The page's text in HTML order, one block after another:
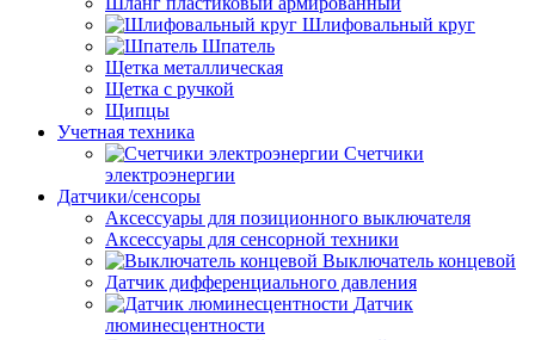
Шлифовальный круг
Шпатель
Щетка металлическая
Щетка с ручкой
Щипцы
Учетная техника
Счетчики
электроэнергии
Датчики/сенсоры
Аксессуары для позиционного выключателя
Аксессуары для сенсорной техники
Выключатель концевой
Датчик дифференциального давления
Датчик
люминесцентности